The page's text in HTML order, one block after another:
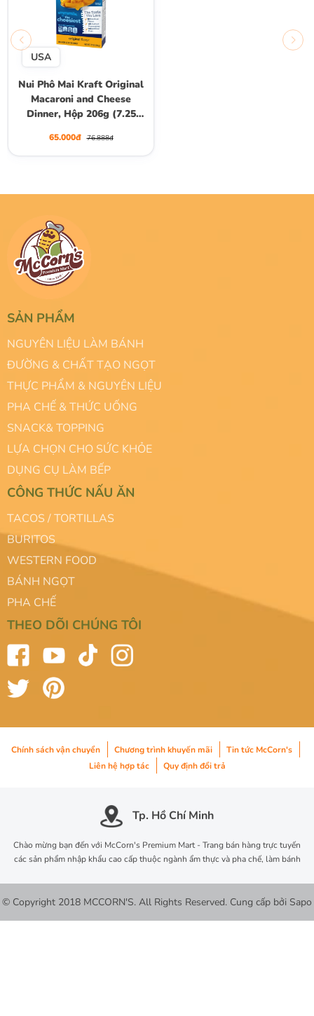
USA
Nui Phô Mai Kraft Original
Macaroni and Cheese
Dinner, Hộp 206g (7.25
65.000đ 76.888đ
SẢN PHẨM
NGUYÊN LIỆU LÀM BÁNH
ĐƯỜNG & CHẤT TẠO NGỌT
THỰC PHẨM & NGUYÊN LIỆU
PHA CHẾ & THỨC UỐNG
SNACK& TOPPING
LỰA CHỌN CHO SỨC KHỎE
DỤNG CỤ LÀM BẾP
CÔNG THỨC NẤU ĂN
TACOS / TORTILLAS
BURITOS
WESTERN FOOD
BÁNH NGỌT
PHA CHẾ
THEO DÕI CHÚNG TÔI
Chính sách vận chuyển Chương trình khuyến mãi
Tin tức McCorn's
Liên hệ hợp tác
Quy định đổi trả
Tp. Hồ Chí Minh
Chào mừng bạn đến với McCorn's Premium Mart - Trang bán hàng trực tuyến
các sản phẩm nhập khẩu cao cấp thuộc ngành ẩm thực và pha chế, làm bánh
© Copyright 2018 MCCORN'S. All Rights Reserved. Cung cấp bởi Sapo